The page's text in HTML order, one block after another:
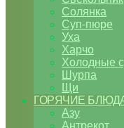
Солянка
Суп-пюре
Уха
Харчо
Холодные
Шурпа
Щи
ГОРЯЧИЕ
Азу
Антрекот